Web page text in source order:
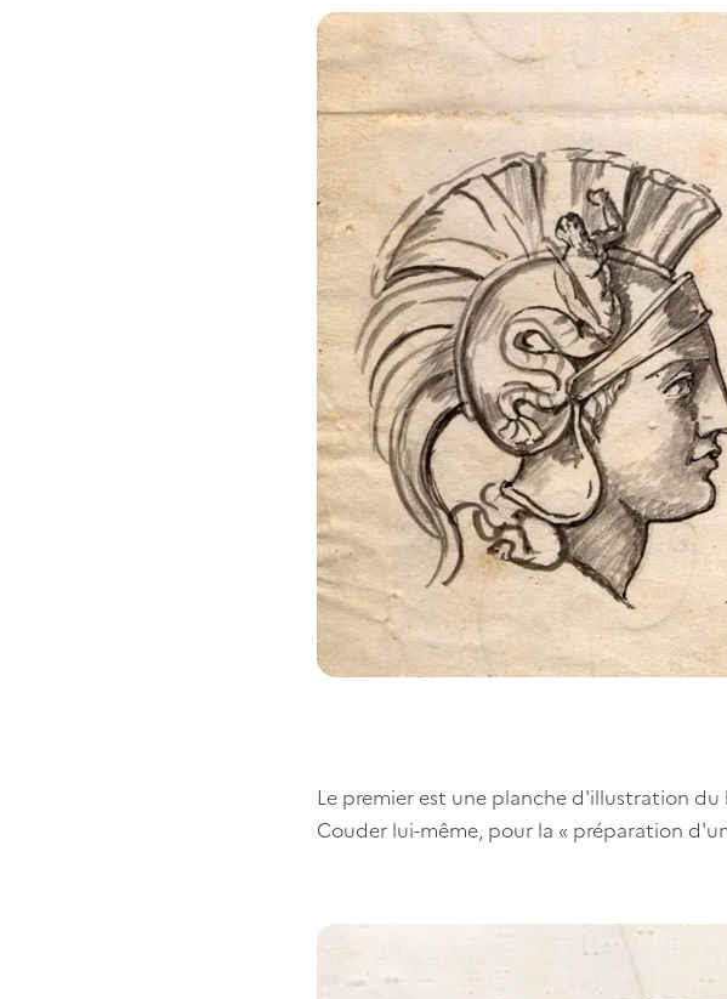
Le premier est une planche d'illustration du
Couder lui-même, pour la « préparation